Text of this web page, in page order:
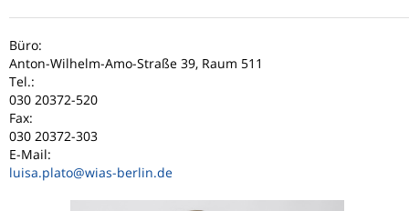
Büro:
Anton-Wilhelm-Amo-Straße 39, Raum 511
Tel.:
030 20372-520
Fax:
030 20372-303
E-Mail:
luisa.plato@wias-berlin.de